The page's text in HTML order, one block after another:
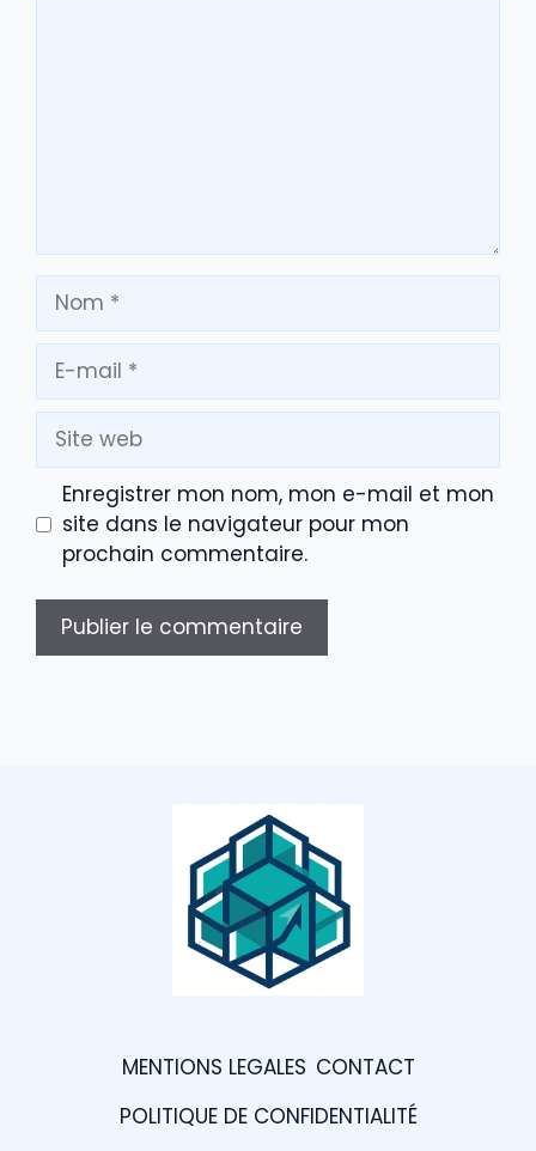
Nom
mail
Site
web
Enregistrer mon nom, mon e-mail et mon
site dans le navigateur pour mon
prochain commentaire.
MENTIONS LEGALES CONTACT
POLITIQUE DE CONFIDENTIALITÉ